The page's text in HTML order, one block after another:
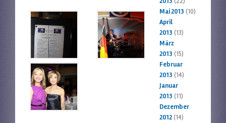
Mai 2013 (10)
April
2013 (13)
März
2013 (15)
Februar
2013 (14)
Januar
2013 (11)
Dezember
2012(14)